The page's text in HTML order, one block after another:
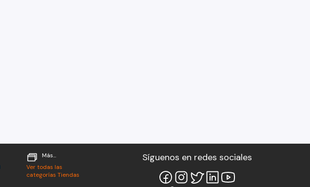
Más...
Ver todas las
categorías Tiendas
Síguenos en redes sociales